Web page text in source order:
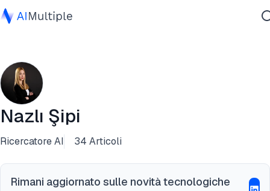
Sicurezza Informatica
Dati
Software Aziendale
Servizi
Contattaci
Nazlı Şipi
Ricercatore AI 34 Articoli
Rimani aggiornato sulle novità tecnologiche